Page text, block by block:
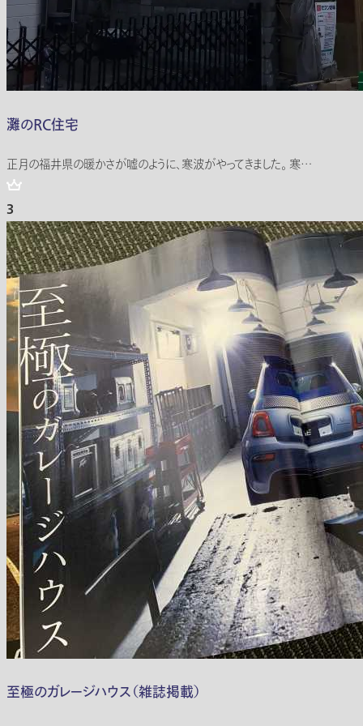
灘のRC住宅
正月の福井県の暖かさが嘘のように、寒波がやってきました。 寒…
3
至極のガレージハウス（雑誌掲載）